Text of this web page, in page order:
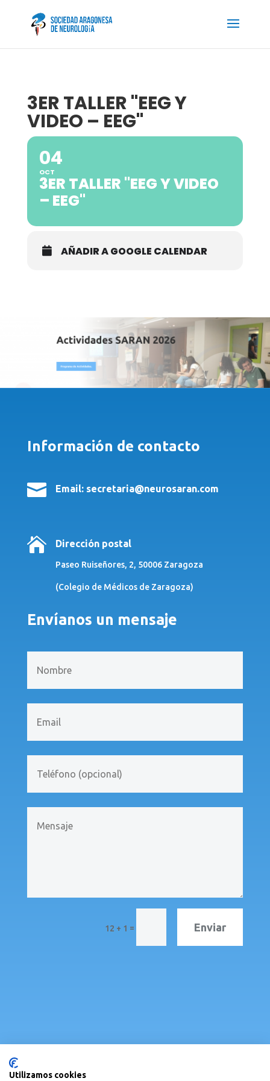
3ER TALLER "EEG Y
VIDEO – EEG"
04
OCT
3ER TALLER "EEG Y VIDEO
– EEG"
AÑADIR A GOOGLE CALENDAR
Información de contacto
 Email: secretaria@neurosaran.com
 Dirección postal
Paseo Ruiseñores, 2, 50006 Zaragoza
(Colegio de Médicos de Zaragoza)
Envíanos un mensaje
12 + 1 = Enviar
Utilizamos cookies